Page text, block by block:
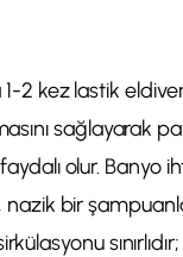
1-2 kez lastik
sağlayarak
olur. Banyo
bir